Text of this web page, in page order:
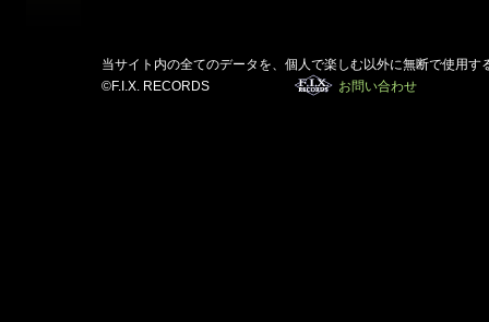
当サイト内の全てのデータを、個人で楽しむ以外に無断で使用す
©F.I.X. RECORDS
お問い合わせ